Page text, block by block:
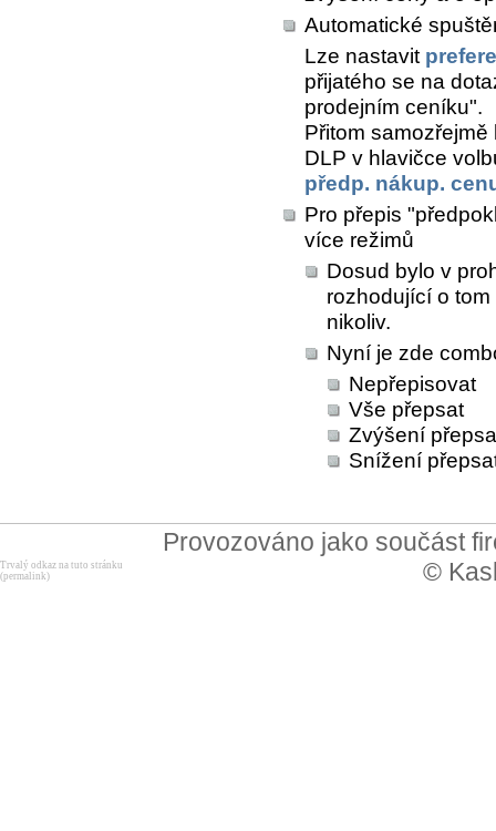
Automatické
Lze nastavit
přijatého se na
prodejním ceníku".
Přitom
DLP v hlavičce
předp. nákup.
Pro přepis
více režimů
Dosud bylo v
rozhodující o
nikoliv.
Nyní je zde
Nepřepisovat
Vše přepsat
Zvýšení
Snížení
Provozováno jako součást
©
Trvalý odkaz na tuto stránku
(permalink)